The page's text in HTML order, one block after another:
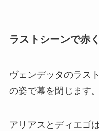
ラストシーンで赤
ヴェンデッタのラス
の姿で幕を閉じます。
アリアスとディエゴ